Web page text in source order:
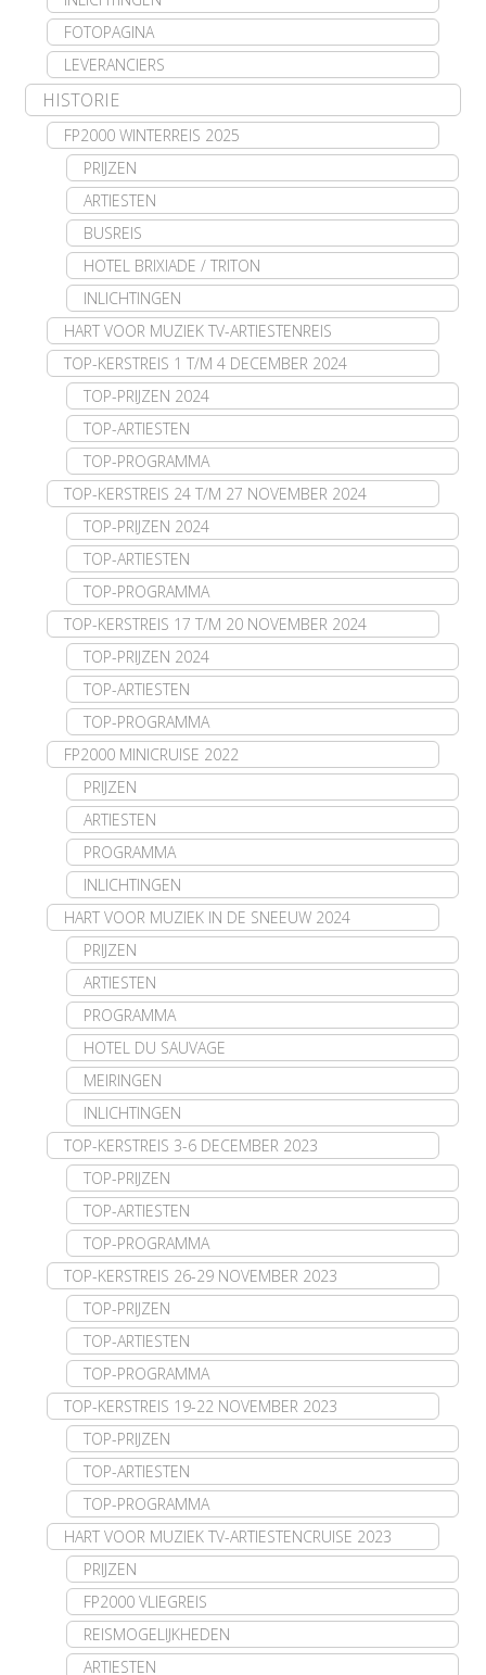
FOTOPAGINA
LEVERANCIERS
HISTORIE
FP2000 WINTERREIS 2025
PRIJZEN
ARTIESTEN
BUSREIS
HOTEL BRIXIADE / TRITON
INLICHTINGEN
HART VOOR MUZIEK TV-ARTIESTENREIS
TOP-KERSTREIS 1 T/M 4 DECEMBER 2024
TOP-PRIJZEN 2024
TOP-ARTIESTEN
TOP-PROGRAMMA
TOP-KERSTREIS 24 T/M 27 NOVEMBER 2024
TOP-PRIJZEN 2024
TOP-ARTIESTEN
TOP-PROGRAMMA
TOP-KERSTREIS 17 T/M 20 NOVEMBER 2024
TOP-PRIJZEN 2024
TOP-ARTIESTEN
TOP-PROGRAMMA
FP2000 MINICRUISE 2022
PRIJZEN
ARTIESTEN
PROGRAMMA
INLICHTINGEN
HART VOOR MUZIEK IN DE SNEEUW 2024
PRIJZEN
ARTIESTEN
PROGRAMMA
HOTEL DU SAUVAGE
MEIRINGEN
INLICHTINGEN
TOP-KERSTREIS 3-6 DECEMBER 2023
TOP-PRIJZEN
TOP-ARTIESTEN
TOP-PROGRAMMA
TOP-KERSTREIS 26-29 NOVEMBER 2023
TOP-PRIJZEN
TOP-ARTIESTEN
TOP-PROGRAMMA
TOP-KERSTREIS 19-22 NOVEMBER 2023
TOP-PRIJZEN
TOP-ARTIESTEN
TOP-PROGRAMMA
HART VOOR MUZIEK TV-ARTIESTENCRUISE 2023
PRIJZEN
FP2000 VLIEGREIS
REISMOGELIJKHEDEN
ARTIESTEN